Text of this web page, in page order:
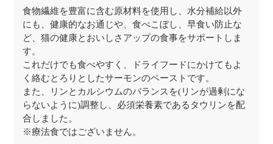
食物繊維を豊富に含む原材料を使用し、水分補給以外
にも、健康的なお通じや、食べこぼし、早食い防止な
ど、猫の健康とおいしさアップの食事をサポートしま
す。
これだけでも食べやすく、ドライフードにかけてもよ
く絡むとろりとしたサーモンのペーストです。
また、リンとカルシウムのバランスを(リンが過剰にな
らないように)調整し、必須栄養素であるタウリンを配
合しました。
※療法食ではございません。